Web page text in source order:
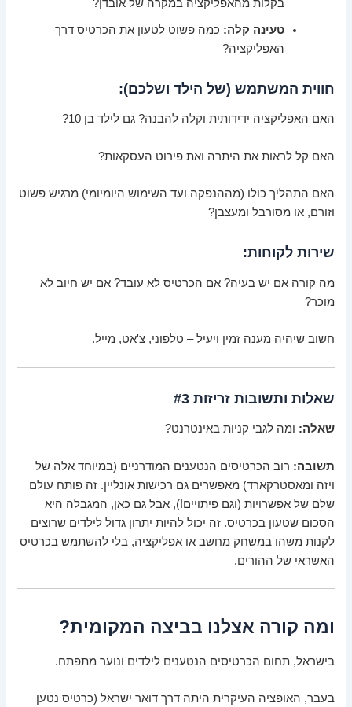
בקלות מהאפליקציה במקרה של אובדן?
טעינה קלה: כמה פשוט לטעון את הכרטיס דרך
האפליקציה?
חווית המשתמש (של הילד ושלכם):
האם האפליקציה ידידותית וקלה להבנה? גם לילד בן 10?
האם קל לראות את היתרה ואת פירוט העסקאות?
האם התהליך כולו (מההנפקה ועד השימוש היומיומי) מרגיש פשוט
וזורם, או מסורבל ומעצבן?
שירות לקוחות:
מה קורה אם יש בעיה? אם הכרטיס לא עובד? אם יש חיוב לא
מוכר?
חשוב שיהיה מענה זמין ויעיל – טלפוני, צ'אט, מייל.
שאלות ותשובות זריזות #3
שאלה: ומה לגבי קניות באינטרנט?
תשובה: רוב הכרטיסים הנטענים המודרניים (במיוחד אלה של
ויזה ומאסטרקארד) מאפשרים גם רכישות אונליין. זה פותח עולם
שלם של אפשרויות (וגם פיתויים!), אבל גם כאן, המגבלה היא
הסכום שטעון בכרטיס. זה יכול להיות יתרון גדול לילדים שרוצים
לקנות משהו במשחק מחשב או אפליקציה, בלי להשתמש בכרטיס
האשראי של ההורים.
ומה קורה אצלנו בביצה המקומית?
בישראל, תחום הכרטיסים הנטענים לילדים ונוער מתפתח.
בעבר, האופציה העיקרית היתה דרך דואר ישראל (כרטיס נטען